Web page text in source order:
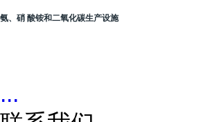
氨、硝 酸铵和二氧化碳生产设施
...